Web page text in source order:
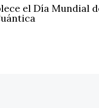
el Día Mundial